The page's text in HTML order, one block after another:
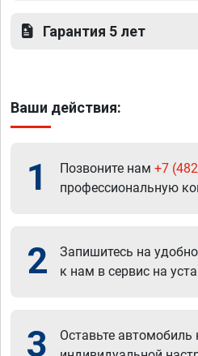
Гарантия 5 лет
Ваши действия:
1 Позвоните нам +7
профессиональную
2
Запишитесь на
к нам в сервис на
3
Оставьте автомобиль